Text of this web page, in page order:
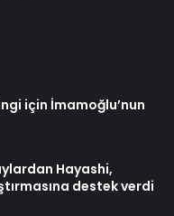
için İmamoğlu’nun
Hayashi,
destek verdi